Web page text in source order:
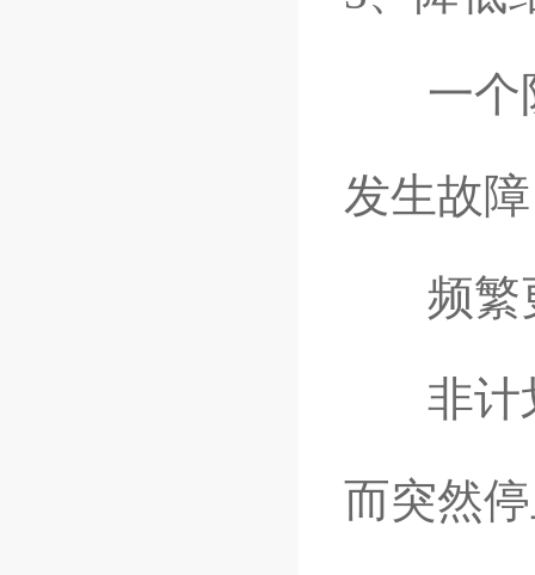
一个防
发生故
频繁更
非计划
而突然